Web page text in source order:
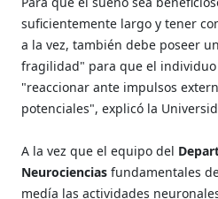
suficientemente largo y tener
a la vez, también debe poseer
fragilidad" para que el
"reaccionar ante impulsos
potenciales", explicó la
A la vez que el equipo del
Neurociencias fundamentales
medía las actividades